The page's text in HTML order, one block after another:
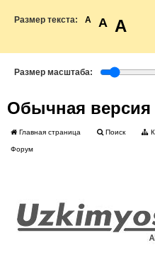
Размер текста: A A A
Размер масштаба:
Обычная версия
Главная страница Поиск
Форум